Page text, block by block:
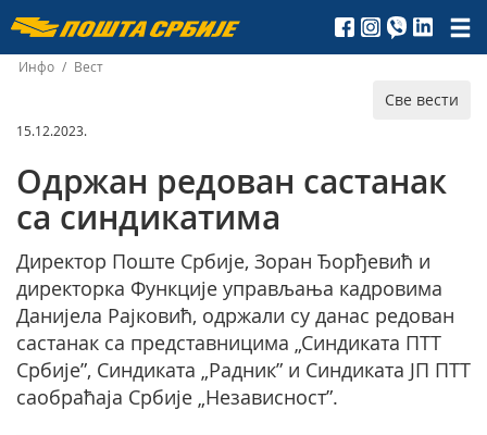
Пошта
Србије
д.о.о.
Инфо / Вест
Све вести
15.12.2023.
Одржан редован састанак
са синдикатима
Директор Поште Србије, Зоран Ђорђевић и
директорка Функције управљања кадровима
Данијела Рајковић, одржали су данас редован
састанак са представницима „Синдикатa ПТТ
Србије”, Синдиката „Радник” и Синдиката ЈП ПТТ
саобраћаја Србије „Независност”.